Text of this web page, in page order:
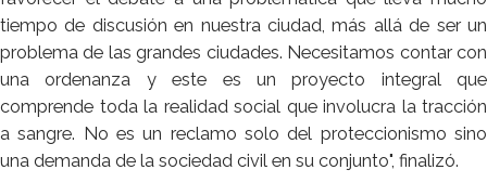
tiempo de discusión en nuestra ciudad, más allá de ser un
problema de las grandes ciudades. Necesitamos contar con
una ordenanza y este es un proyecto integral que
comprende toda la realidad social que involucra la tracción
a sangre. No es un reclamo solo del proteccionismo sino
una demanda de la sociedad civil en su conjunto", finalizó.